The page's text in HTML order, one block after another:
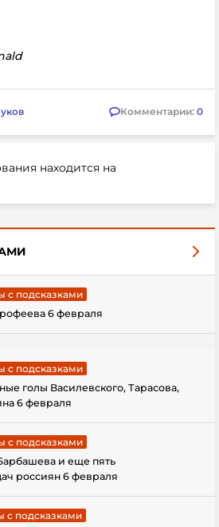
Комментарии: 0
находится на
с подсказками
6 февраля
с подсказками
голы Василевского, Тарасова,
6 февраля
с подсказками
и еще пять
россиян 6 февраля
с подсказками